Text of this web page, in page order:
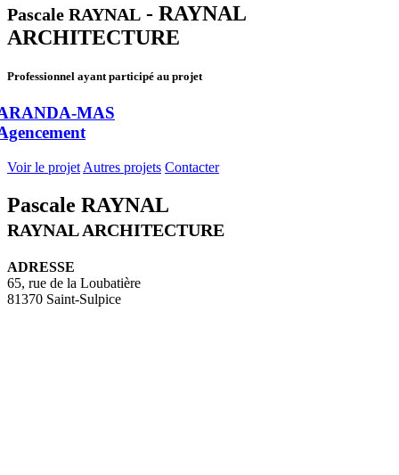
Pascale RAYNAL - RAYNAL
ARCHITECTURE
Professionnel ayant participé au projet
MAS
Voir le projet Autres projets Contacter
Pascale RAYNAL
RAYNAL ARCHITECTURE
ADRESSE
65, rue de la Loubatière
81370 Saint-Sulpice